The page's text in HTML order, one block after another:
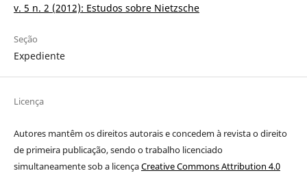
v. 5 n. 2 (2012): Estudos sobre Nietzsche
Seção
Expediente
Licença
Autores mantêm os direitos autorais e concedem à revista o direito
de primeira publicação, sendo o trabalho licenciado
simultaneamente sob a licençaCreative Commons Attribution 4.0